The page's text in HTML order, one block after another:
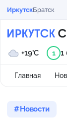
ИркутскБратск
Главная
+19°C 1 1
Новости